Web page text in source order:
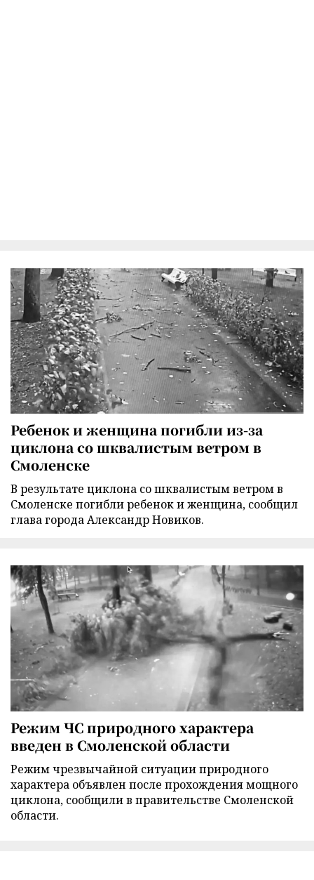
Ребенок и женщина погибли из-за
циклона со шквалистым ветром в
Смоленске
В результате циклона со шквалистым ветром в
Смоленске погибли ребенок и женщина, сообщил
глава города Александр Новиков.
Режим ЧС природного характера
введен в Смоленской области
Режим чрезвычайной ситуации природного
характера объявлен после прохождения мощного
циклона, сообщили в правительстве Смоленской
области.